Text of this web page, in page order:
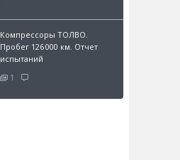
Компрессоры ТОЛВО.
Пробег 126 000 км. Отчет
испытаний
1